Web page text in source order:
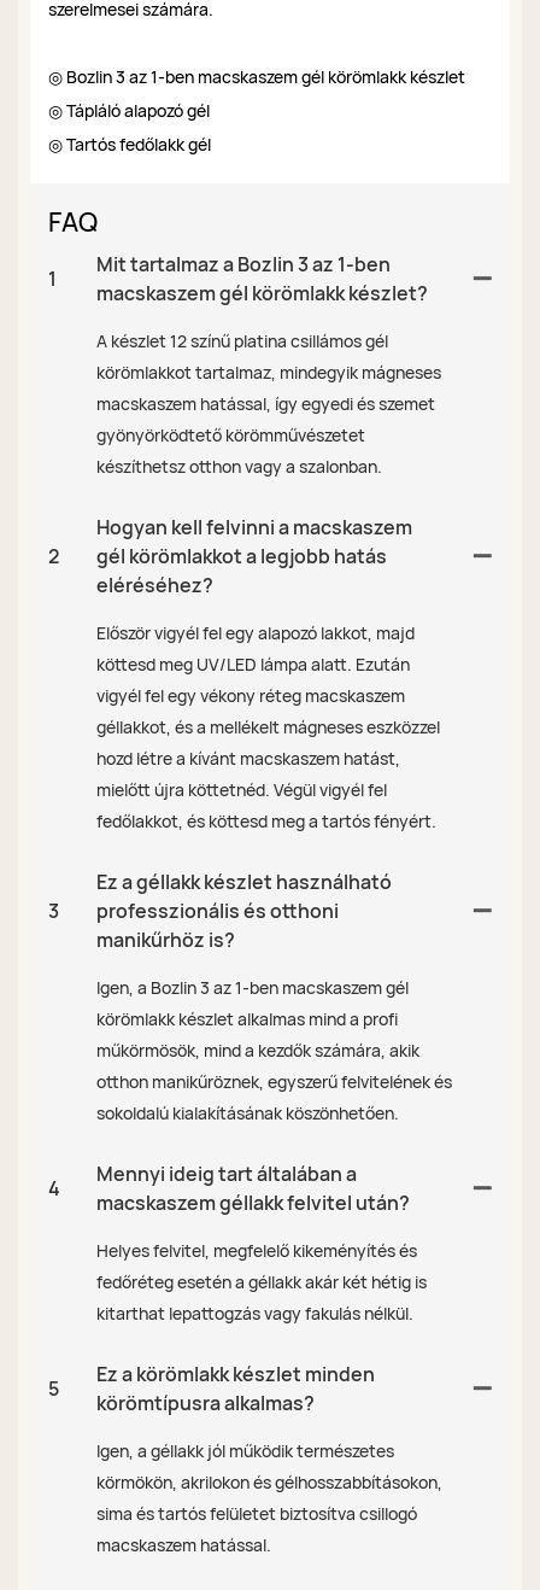
szerelmesei számára.
◎ Bozlin 3 az 1-ben macskaszem gél körömlakk készlet
◎ Tápláló alapozó gél
◎ Tartós fedőlakk gél
FAQ
1
Mit tartalmaz a Bozlin 3 az 1-ben
macskaszem gél körömlakk készlet?
A készlet 12 színű platina csillámos gél
körömlakkot tartalmaz, mindegyik mágneses
macskaszem hatással, így egyedi és szemet
gyönyörködtető körömművészetet
készíthetsz otthon vagy a szalonban.
2
Hogyan kell felvinni a macskaszem
gél körömlakkot a legjobb hatás
eléréséhez?
Először vigyél fel egy alapozó lakkot, majd
köttesd meg UV/LED lámpa alatt. Ezután
vigyél fel egy vékony réteg macskaszem
géllakkot, és a mellékelt mágneses eszközzel
hozd létre a kívánt macskaszem hatást,
mielőtt újra köttetnéd. Végül vigyél fel
fedőlakkot, és köttesd meg a tartós fényért.
3
Ez a géllakk készlet használható
professzionális és otthoni
manikűrhöz is?
Igen, a Bozlin 3 az 1-ben macskaszem gél
körömlakk készlet alkalmas mind a profi
műkörmösök, mind a kezdők számára, akik
otthon manikűröznek, egyszerű felvitelének és
sokoldalú kialakításának köszönhetően.
4
Mennyi ideig tart általában a
macskaszem géllakk felvitel után?
Helyes felvitel, megfelelő kikeményítés és
fedőréteg esetén a géllakk akár két hétig is
kitarthat lepattogzás vagy fakulás nélkül.
5
Ez a körömlakk készlet minden
körömtípusra alkalmas?
Igen, a géllakk jól működik természetes
körmökön, akrilokon és gélhosszabbításokon,
sima és tartós felületet biztosítva csillogó
macskaszem hatással.